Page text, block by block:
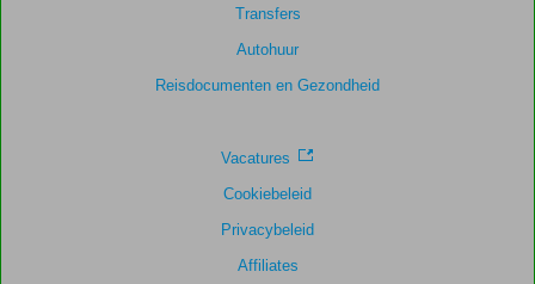
Transfers
Autohuur
Reisdocumenten en Gezondheid
Vacatures
Cookiebeleid
Privacybeleid
Affiliates